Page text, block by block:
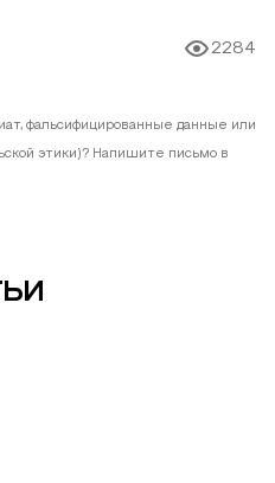
2284
фальсифицированные данные или
этики)? Напишите письмо в